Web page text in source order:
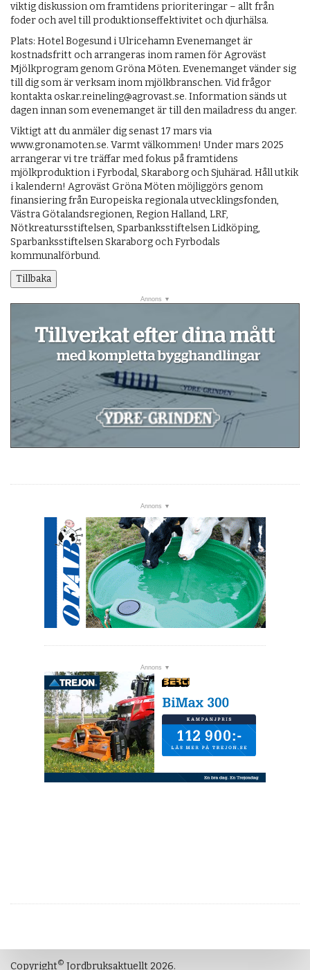
viktig diskussion om framtidens prioriteringar – allt från
foder och avel till produktionseffektivitet och djurhälsa.
Plats: Hotel Bogesund i Ulricehamn Evenemanget är
kostnadsfritt och arrangeras inom ramen för Agroväst
Mjölkprogram genom Gröna Möten. Evenemanget vänder sig
till dig som är verksam inom mjölkbranschen. Vid frågor
kontakta oskar.reineling@agrovast.se. Information sänds ut
dagen innan som evenemanget är till den mailadress du anger.
Viktigt att du anmäler dig senast 17 mars via
www.gronamoten.se. Varmt välkommen! Under mars 2025
arrangerar vi tre träffar med fokus på framtidens
mjölkproduktion i Fyrbodal, Skaraborg och Sjuhärad. Håll utkik
i kalendern! Agroväst Gröna Möten möjliggörs genom
finansiering från Europeiska regionala utvecklingsfonden,
Västra Götalandsregionen, Region Halland, LRF,
Nötkreatursstiftelsen, Sparbanksstiftelsen Lidköping,
Sparbanksstiftelsen Skaraborg och Fyrbodals
kommunalförbund.
Tillbaka
Copyright© Jordbruksaktuellt 2026.